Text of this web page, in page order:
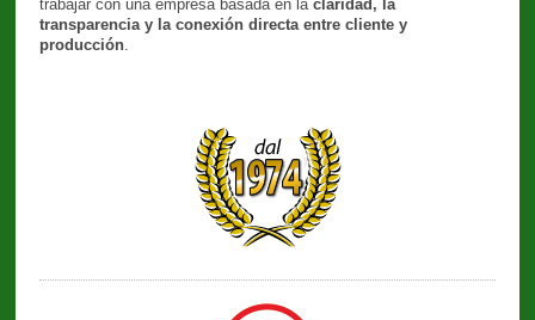
trabajar con una empresa basada en laclaridad, la
transparencia y la conexión directa entre cliente y
producción